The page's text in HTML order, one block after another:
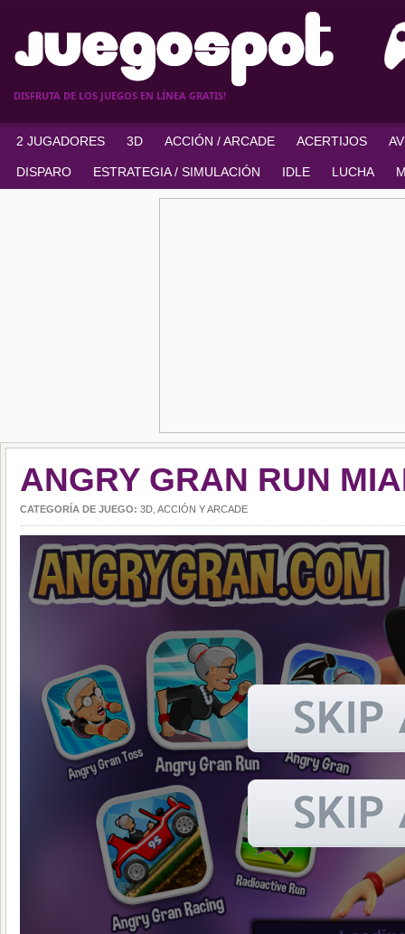
DISFRUTA DE LOS JUEGOS EN LÍNEA GRATIS!
2 JUGADORES 3D ACCIÓN / ARCADE ACERTIJOS
DISPARO ESTRATEGIA / SIMULACIÓN IDLE LUCHA
ANGRY GRAN RUN
CATEGORÍA DE JUEGO: 3D ACCIÓN Y ARCADE